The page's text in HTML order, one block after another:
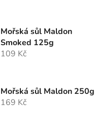
Mořská sůl Maldon
Smoked 125g
109 Kč
Mořská sůl Maldon 250g
169 Kč